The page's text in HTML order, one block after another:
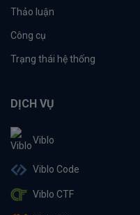
Thảo luận
Công cụ
Trạng thái hệ thống
DỊCH VỤ
Viblo
Viblo Code
Viblo CTF